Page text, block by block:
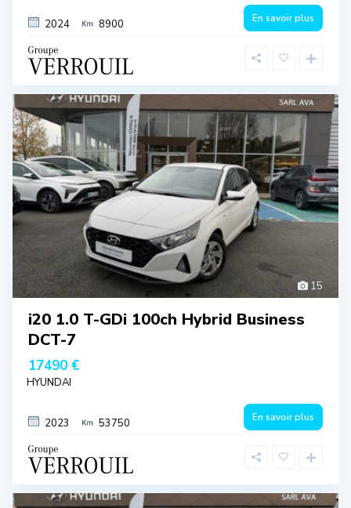
2024 8900 En savoir plus
15
i20 1.0 T-GDi 100ch Hybrid Business
DCT-7
17490 €
HYUNDAI
2023 53750 En savoir plus